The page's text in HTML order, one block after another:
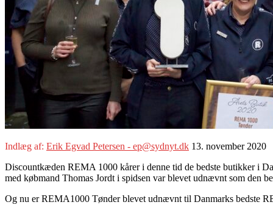
Indlæg af: Erik Egvad Petersen - ep@sydnyt.dk 13. november 2020
Discountkæden REMA 1000 kårer i denne tid de bedste butikker i
med købmand Thomas Jordt i spidsen var blevet udnævnt som den
Og nu er REMA1000 Tønder blevet udnævnt til Danmarks bedste